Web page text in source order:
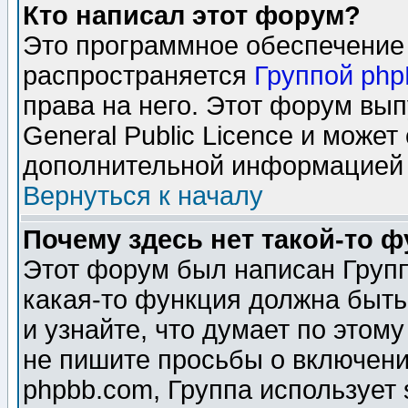
Кто написал этот форум?
Это программное
распространяется Группой
права на него. Этот форум
General Public Licence и может
дополнительной
Вернуться к началу
Почему здесь нет такой-то
Этот форум был написан
какая-то функция должна
и узнайте, что думает по
не пишите просьбы о
phpbb.com, Группа